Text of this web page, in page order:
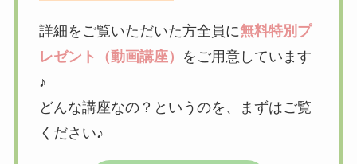
詳細をご覧いただいた方全員に無料特別プ
レゼント（動画講座）
をご用意しています
♪
どんな講座なの？というのを、まずはご覧
ください♪